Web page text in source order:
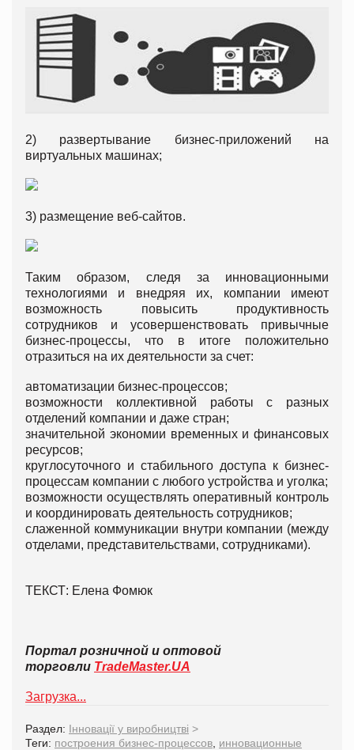
2) развертывание бизнес-приложений на
виртуальных машинах;
3) размещение веб-сайтов.
Таким образом, следя за инновационными
технологиями и внедряя их, компании имеют
возможность повысить продуктивность
сотрудников и усовершенствовать привычные
бизнес-процессы, что в итоге положительно
отразиться на их деятельности за счет:
автоматизации бизнес-процессов;
возможности коллективной работы с разных
отделений компании и даже стран;
значительной экономии временных и финансовых
ресурсов;
круглосуточного и стабильного доступа к бизнес-
процессам компании с любого устройства и уголка;
возможности осуществлять оперативный контроль
и координировать деятельность сотрудников;
слаженной коммуникации внутри компании (между
отделами, представительствами, сотрудниками).
ТЕКСТ: Елена Фомюк
Портал розничной и оптовой
торговли TradeMaster.UA
Загрузка...
Раздел: Інновації у виробництві >
Теги: построения бизнес-процессов, инновационные